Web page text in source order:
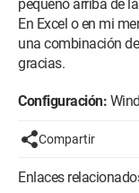
pequeño arriba de
En Excel o en mi
una combinación
gracias.
Configuración:
Compartir
Enlaces